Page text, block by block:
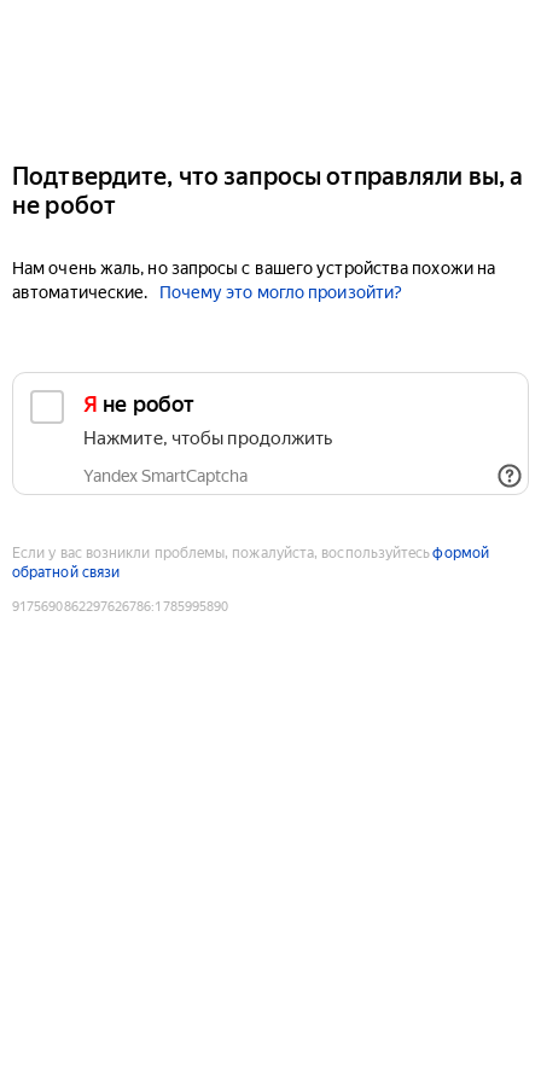
Подтвердите, что запросы отправляли вы, а
не робот
Нам очень жаль, но запросы с вашего устройства похожи на
автоматические.
Почему это могло произойти?
Я не робот
Нажмите, чтобы продолжить
Yandex SmartCaptcha
Если у вас возникли проблемы, пожалуйста, воспользуйтесьформой
обратной связи
9175690862297626786:1785995890